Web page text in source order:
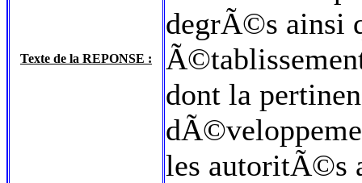
Texte de la REPONSE :
degrÃ©s ainsi
dont la
les autoritÃ©s